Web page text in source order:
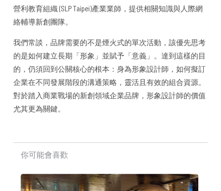
營利教育組織 (SLP Taipei)產業業師，提供相關知識與人際網
絡輔導新創團隊。
我們常談，品牌需要的不是煙火式的單次活動，該優先思考
的是如何建立長期「形象」並賦予「意義」。達到這樣的目
的，仍須回到公關核心的根本：身為形象設計師，如何擬訂
企業在不同發展階段的溝通策略，靈活且有效的組合資源。
對於踏入商業戰場的新創領域企業品牌，形象設計師的價值
尤其更為關鍵。
你可能會喜歡